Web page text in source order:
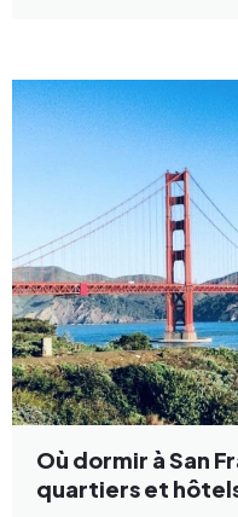
Où dormir à San
quartiers et